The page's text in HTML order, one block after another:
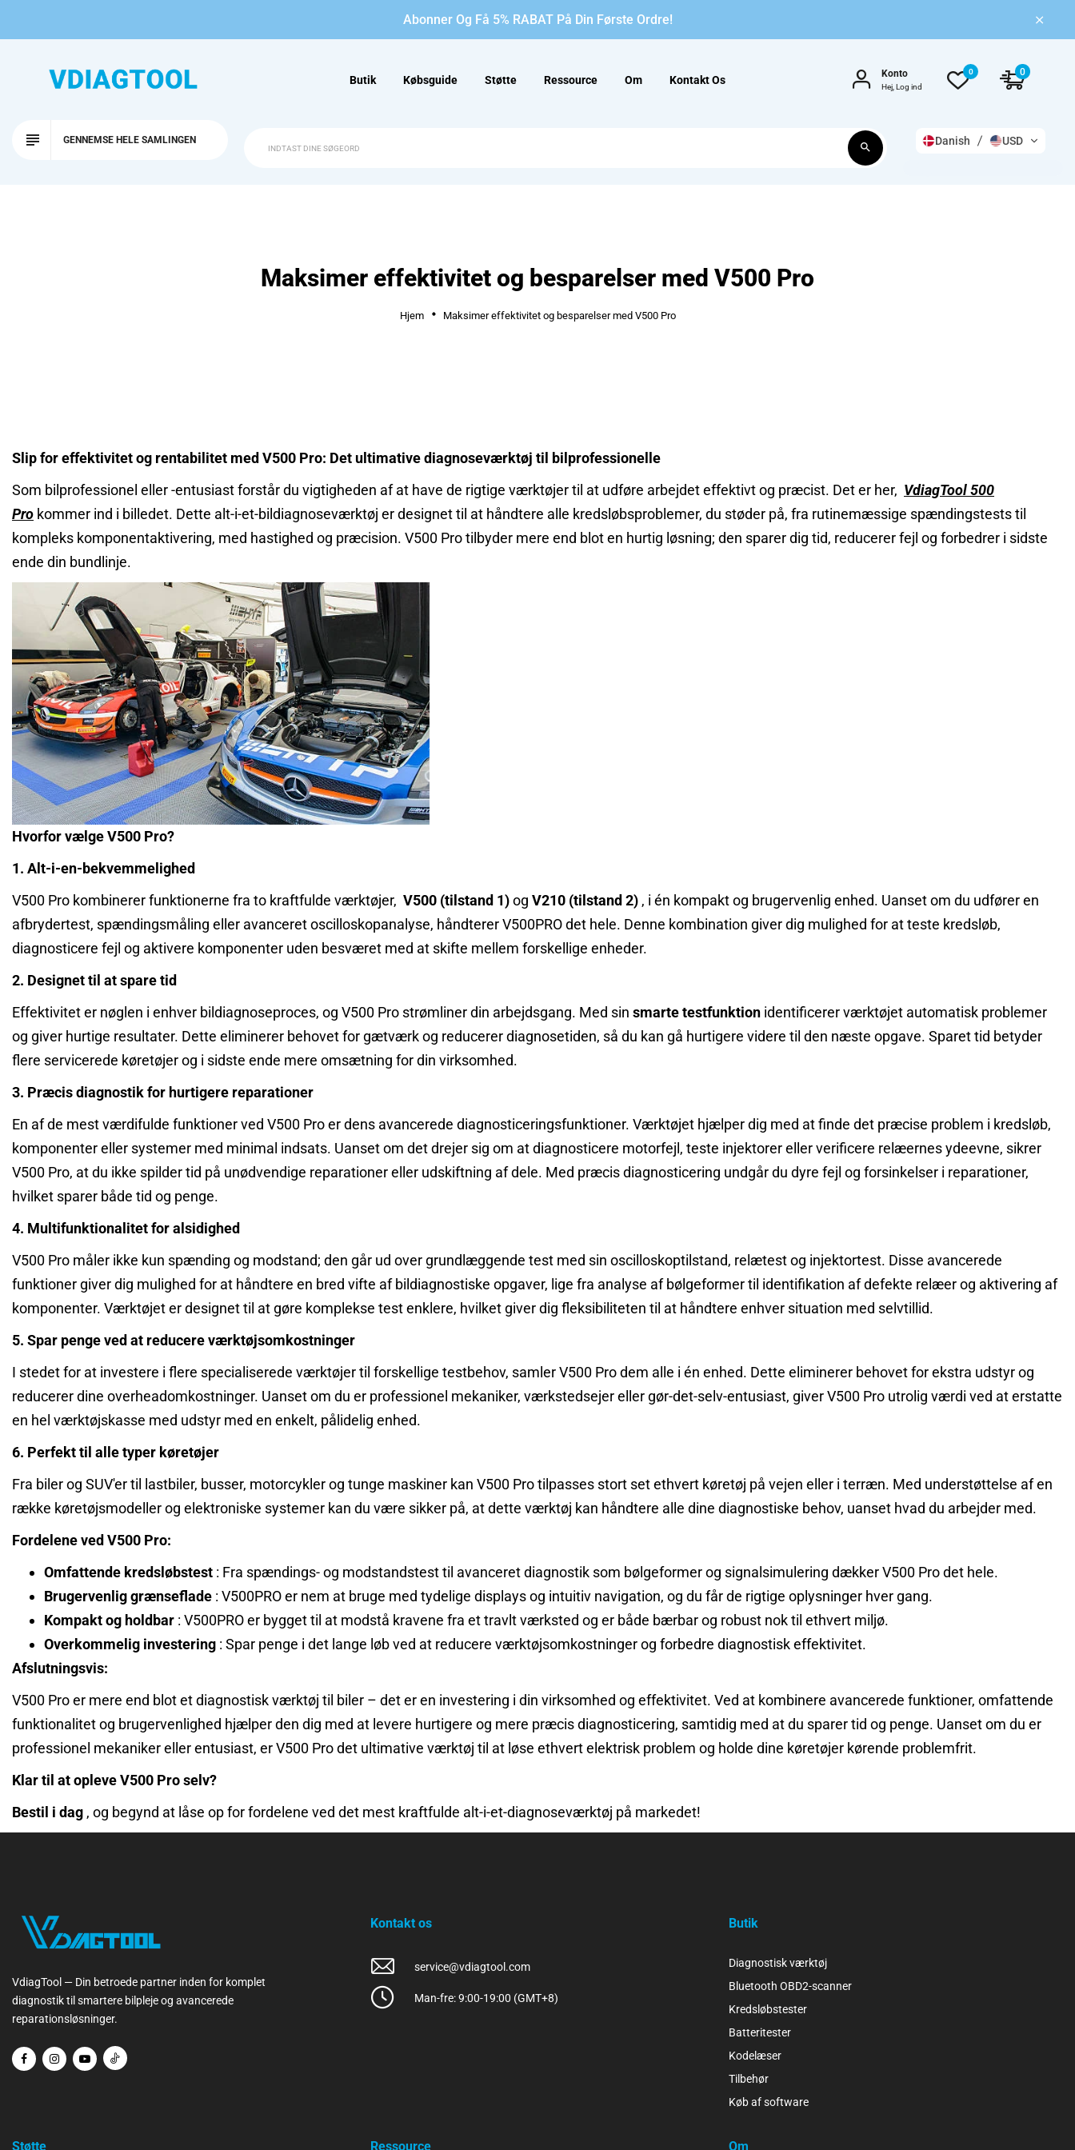
Abonner Og Få 5% RABAT På Din Første Ordre!
Butik Købsguide Støtte Ressource Om Kontakt Os Konto
Hej, Log ind
0 0
GENNEMSE HELE SAMLINGEN Danish USD
Maksimer effektivitet og besparelser med V500 Pro
Hjem Maksimer effektivitet og besparelser med V500 Pro
Slip for effektivitet og rentabilitet med V500 Pro: Det ultimative diagnoseværktøj til bilprofessionelle
Som bilprofessionel eller -entusiast forstår du vigtigheden af ​​at have de rigtige værktøjer til at udføre arbejdet effektivt og præcist. Det er her, VdiagTool 500
Pro kommer ind i billedet. Dette alt-i-et-bildiagnoseværktøj er designet til at håndtere alle kredsløbsproblemer, du støder på, fra rutinemæssige spændingstests til
kompleks komponentaktivering, med hastighed og præcision. V500 Pro tilbyder mere end blot en hurtig løsning; den sparer dig tid, reducerer fejl og forbedrer i sidste
ende din bundlinje.
Hvorfor vælge V500 Pro?
1. Alt-i-en-bekvemmelighed
V500 Pro kombinerer funktionerne fra to kraftfulde værktøjer, V500 (tilstand 1)og V210 (tilstand 2) , i én kompakt og brugervenlig enhed. Uanset om du udfører en
afbrydertest, spændingsmåling eller avanceret oscilloskopanalyse, håndterer V500PRO det hele. Denne kombination giver dig mulighed for at teste kredsløb,
diagnosticere fejl og aktivere komponenter uden besværet med at skifte mellem forskellige enheder.
2. Designet til at spare tid
Effektivitet er nøglen i enhver bildiagnoseproces, og V500 Pro strømliner din arbejdsgang. Med sin smarte testfunktion identificerer værktøjet automatisk problemer
og giver hurtige resultater. Dette eliminerer behovet for gætværk og reducerer diagnosetiden, så du kan gå hurtigere videre til den næste opgave. Sparet tid betyder
flere servicerede køretøjer og i sidste ende mere omsætning for din virksomhed.
3. Præcis diagnostik for hurtigere reparationer
En af de mest værdifulde funktioner ved V500 Pro er dens avancerede diagnosticeringsfunktioner. Værktøjet hjælper dig med at finde det præcise problem i kredsløb,
komponenter eller systemer med minimal indsats. Uanset om det drejer sig om at diagnosticere motorfejl, teste injektorer eller verificere relæernes ydeevne, sikrer
V500 Pro, at du ikke spilder tid på unødvendige reparationer eller udskiftning af dele. Med præcis diagnosticering undgår du dyre fejl og forsinkelser i reparationer,
hvilket sparer både tid og penge.
4. Multifunktionalitet for alsidighed
V500 Pro måler ikke kun spænding og modstand; den går ud over grundlæggende test med sin oscilloskoptilstand, relætest og injektortest. Disse avancerede
funktioner giver dig mulighed for at håndtere en bred vifte af bildiagnostiske opgaver, lige fra analyse af bølgeformer til identifikation af defekte relæer og aktivering af
komponenter. Værktøjet er designet til at gøre komplekse test enklere, hvilket giver dig fleksibiliteten til at håndtere enhver situation med selvtillid.
5. Spar penge ved at reducere værktøjsomkostninger
I stedet for at investere i flere specialiserede værktøjer til forskellige testbehov, samler V500 Pro dem alle i én enhed. Dette eliminerer behovet for ekstra udstyr og
reducerer dine overheadomkostninger. Uanset om du er professionel mekaniker, værkstedsejer eller gør-det-selv-entusiast, giver V500 Pro utrolig værdi ved at erstatte
en hel værktøjskasse med udstyr med en enkelt, pålidelig enhed.
6. Perfekt til alle typer køretøjer
Fra biler og SUV'er til lastbiler, busser, motorcykler og tunge maskiner kan V500 Pro tilpasses stort set ethvert køretøj på vejen eller i terræn. Med understøttelse af en
række køretøjsmodeller og elektroniske systemer kan du være sikker på, at dette værktøj kan håndtere alle dine diagnostiske behov, uanset hvad du arbejder med.
Fordelene ved V500 Pro:
Omfattende kredsløbstest : Fra spændings- og modstandstest til avanceret diagnostik som bølgeformer og signalsimulering dækker V500 Pro det hele.
Brugervenlig grænseflade : V500PRO er nem at bruge med tydelige displays og intuitiv navigation, og du får de rigtige oplysninger hver gang.
Kompakt og holdbar : V500PRO er bygget til at modstå kravene fra et travlt værksted og er både bærbar og robust nok til ethvert miljø.
Overkommelig investering : Spar penge i det lange løb ved at reducere værktøjsomkostninger og forbedre diagnostisk effektivitet.
Afslutningsvis:
V500 Pro er mere end blot et diagnostisk værktøj til biler – det er en investering i din virksomhed og effektivitet. Ved at kombinere avancerede funktioner, omfattende
funktionalitet og brugervenlighed hjælper den dig med at levere hurtigere og mere præcis diagnosticering, samtidig med at du sparer tid og penge. Uanset om du er
professionel mekaniker eller entusiast, er V500 Pro det ultimative værktøj til at løse ethvert elektrisk problem og holde dine køretøjer kørende problemfrit.
Klar til at opleveV500 Proselv?
Bestil i dag , og begynd at låse op for fordelene ved det mest kraftfulde alt-i-et-diagnoseværktøj på markedet!
VdiagTool — Din betroede partner inden for komplet
diagnostik til smartere bilpleje og avancerede
reparationsløsninger.
Kontakt os
service@vdiagtool.com
Man-fre: 9:00-19:00 (GMT+8)
Butik
Diagnostisk værktøj
Bluetooth OBD2-scanner
Kredsløbstester
Batteritester
Kodelæser
Tilbehør
Køb af software
Støtte Ressource Om